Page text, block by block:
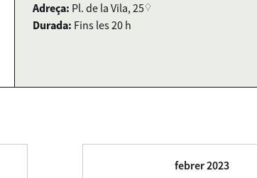
Adreça: Pl. de la Vila, 25
Durada: Fins les 20 h
febrer 2023